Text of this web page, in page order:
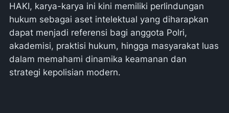
HAKI, karya-karya ini kini memiliki perlindungan
hukum sebagai aset intelektual yang diharapkan
dapat menjadi referensi bagi anggota Polri,
akademisi, praktisi hukum, hingga masyarakat luas
dalam memahami dinamika keamanan dan
strategi kepolisian modern.